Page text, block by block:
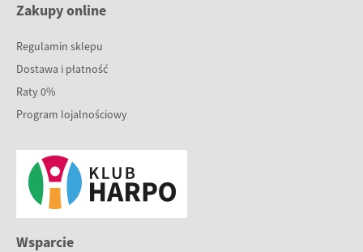
Zakupy online
Regulamin sklepu
Dostawa i płatność
Raty 0%
Program lojalnościowy
Wsparcie